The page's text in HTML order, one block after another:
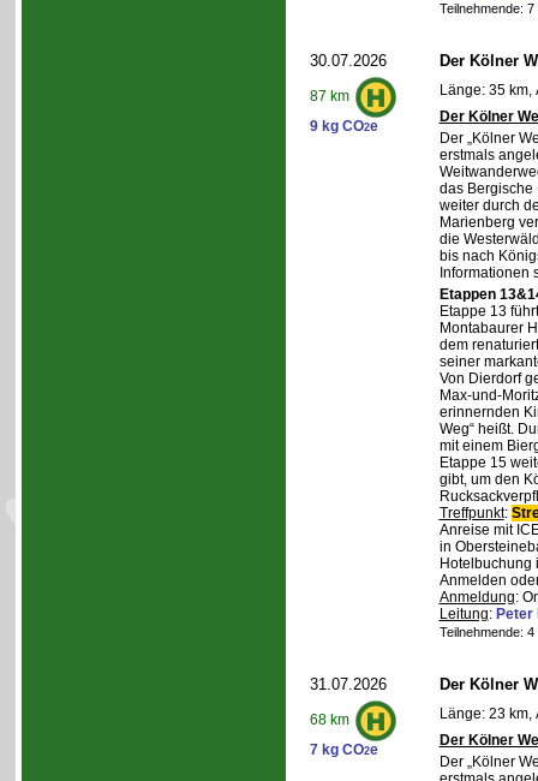
Teilnehmende:
30.07.2026
87 km
9 kg CO2e
Der Kölner
Länge: 35 km,
Der Kölner
Der „Kölner
erstmals
das Bergische
weiter durch
Marienberg
die
bis nach
Informationen
Etappen
Etappe 13
Montabaurer
dem
seiner
Von Dierdorf
Max-und-
erinnernden
Weg“ heißt.
mit einem
Etappe 15
gibt, um den
Treffpunkt:
Anreise mit
in
Hotelbuchung
Anmelden
Anmeldung:
Leitung: Peter
Teilnehmende:
31.07.2026
68 km
7 kg CO2e
Der Kölner
Länge: 23 km,
Der Kölner
Der „Kölner